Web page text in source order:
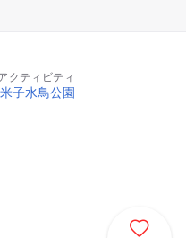
クティビティ